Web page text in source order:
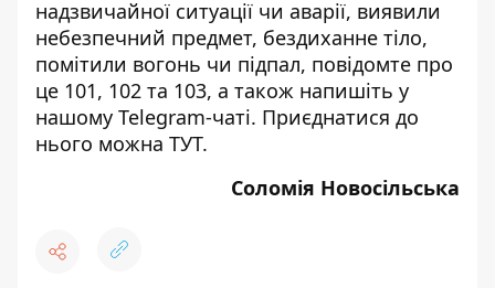
надзвичайної ситуації чи аварії, виявили
небезпечний предмет, бездиханне тіло,
помітили вогонь чи підпал, повідомте про
це 101, 102 та 103, а також напишіть у
нашому Telegram-чаті. Приєднатися до
нього можна ТУТ.
Соломія Новосільська